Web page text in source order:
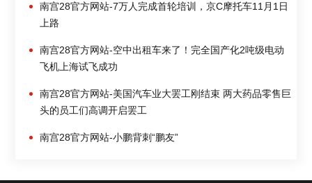
南宫28官方网站-7万人完成首轮培训，京C摩托车11月1日
上路
南宫28官方网站-空中出租车来了！完全国产化2吨级电动
飞机上海试飞成功
南宫28官方网站-美国汽车业大罢工刚结束 两大药品零售巨
头的员工们高调开启罢工
南宫28官方网站-小鹏背刺“鹏友”